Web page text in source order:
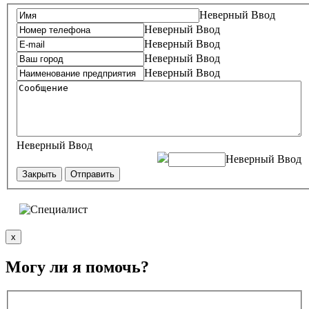
Неверный Ввод
Неверный Ввод
Неверный Ввод
Неверный Ввод
Неверный Ввод
Неверный Ввод
Неверный Ввод
Закрыть Отправить
x
Могу ли я помочь?